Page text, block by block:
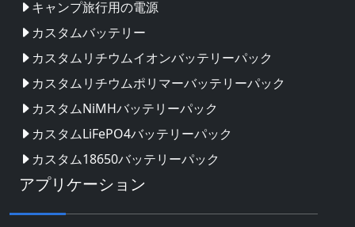
キャンプ旅行用の電源
カスタムバッテリー
カスタムリチウムイオンバッテリーパック
カスタムリチウムポリマーバッテリーパック
カスタムNiMHバッテリーパック
カスタムLiFePO4バッテリーパック
カスタム18650バッテリーパック
アプリケーション